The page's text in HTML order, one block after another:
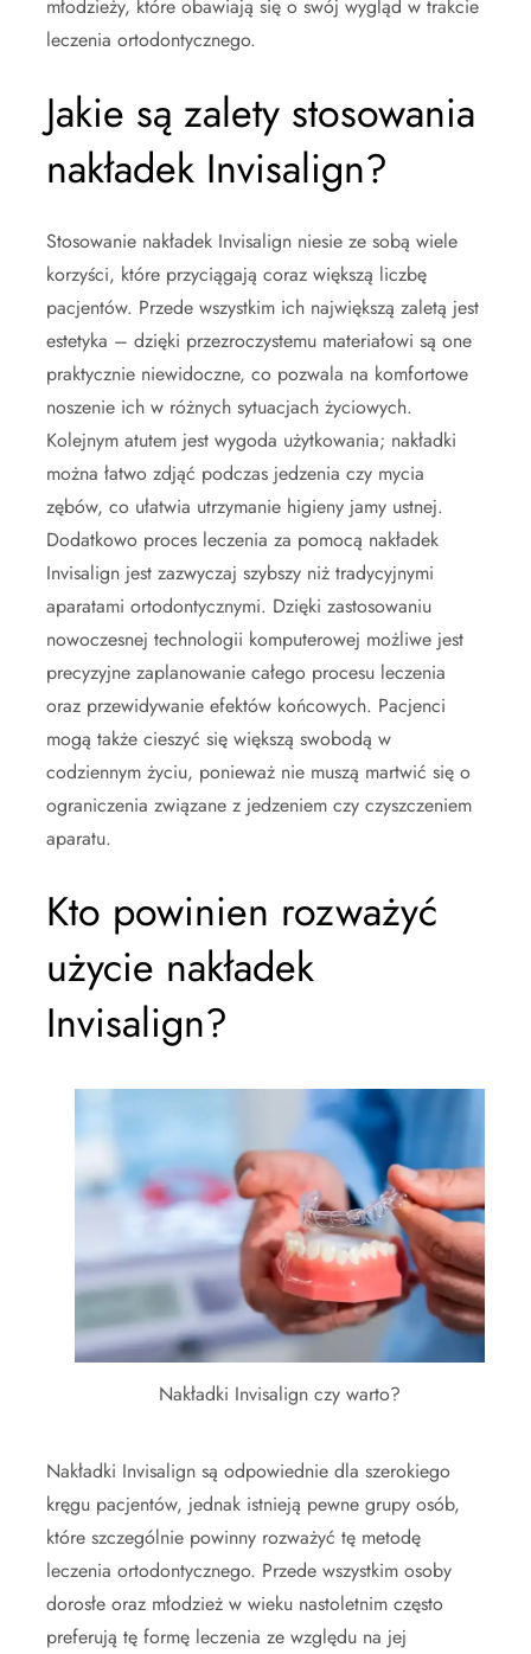
młodzieży, które obawiają się o swój wygląd w trakcie
leczenia ortodontycznego.
Jakie są zalety stosowania
nakładek Invisalign?
Stosowanie nakładek Invisalign niesie ze sobą wiele
korzyści, które przyciągają coraz większą liczbę
pacjentów. Przede wszystkim ich największą zaletą jest
estetyka – dzięki przezroczystemu materiałowi są one
praktycznie niewidoczne, co pozwala na komfortowe
noszenie ich w różnych sytuacjach życiowych.
Kolejnym atutem jest wygoda użytkowania; nakładki
można łatwo zdjąć podczas jedzenia czy mycia
zębów, co ułatwia utrzymanie higieny jamy ustnej.
Dodatkowo proces leczenia za pomocą nakładek
Invisalign jest zazwyczaj szybszy niż tradycyjnymi
aparatami ortodontycznymi. Dzięki zastosowaniu
nowoczesnej technologii komputerowej możliwe jest
precyzyjne zaplanowanie całego procesu leczenia
oraz przewidywanie efektów końcowych. Pacjenci
mogą także cieszyć się większą swobodą w
codziennym życiu, ponieważ nie muszą martwić się o
ograniczenia związane z jedzeniem czy czyszczeniem
aparatu.
Kto powinien rozważyć
użycie nakładek
Invisalign?
Nakładki Invisalign czy warto?
Nakładki Invisalign są odpowiednie dla szerokiego
kręgu pacjentów, jednak istnieją pewne grupy osób,
które szczególnie powinny rozważyć tę metodę
leczenia ortodontycznego. Przede wszystkim osoby
dorosłe oraz młodzież w wieku nastoletnim często
preferują tę formę leczenia ze względu na jej